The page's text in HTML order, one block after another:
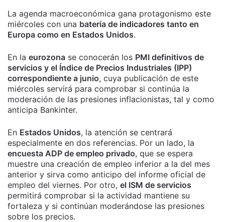
La agenda macroeconómica gana protagonismo este
miércoles con una batería de indicadores tanto en
Europa como en Estados Unidos.
En la eurozona se conocerán los PMI definitivos de
servicios y el Índice de Precios Industriales (IPP)
correspondiente a junio, cuya publicación de este
miércoles servirá para comprobar si continúa la
moderación de las presiones inflacionistas, tal y como
anticipa Bankinter.
En Estados Unidos, la atención se centrará
especialmente en dos referencias. Por un lado, la
encuesta ADP de empleo privado, que se espera
muestre una creación de empleo inferior a la del mes
anterior y sirva como anticipo del informe oficial de
empleo del viernes. Por otro, el ISM de servicios
permitirá comprobar si la actividad mantiene su
fortaleza y si continúan moderándose las presiones
sobre los precios.